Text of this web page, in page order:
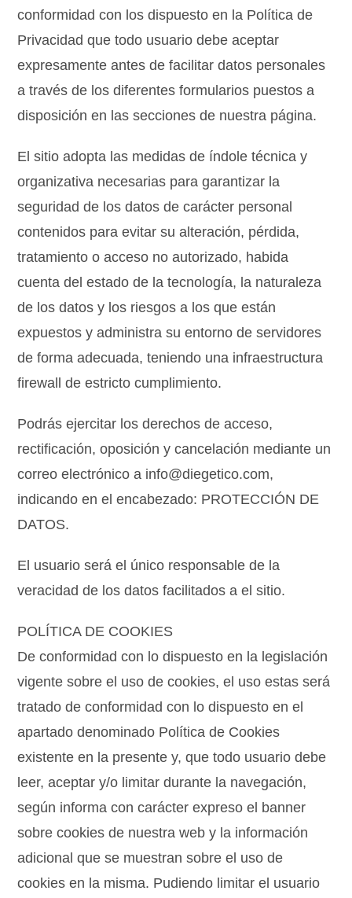
conformidad con los dispuesto en la Política de
Privacidad que todo usuario debe aceptar
expresamente antes de facilitar datos personales
a través de los diferentes formularios puestos a
disposición en las secciones de nuestra página.
El sitio adopta las medidas de índole técnica y
organizativa necesarias para garantizar la
seguridad de los datos de carácter personal
contenidos para evitar su alteración, pérdida,
tratamiento o acceso no autorizado, habida
cuenta del estado de la tecnología, la naturaleza
de los datos y los riesgos a los que están
expuestos y administra su entorno de servidores
de forma adecuada, teniendo una infraestructura
firewall de estricto cumplimiento.
Podrás ejercitar los derechos de acceso,
rectificación, oposición y cancelación mediante un
correo electrónico a info@diegetico.com,
indicando en el encabezado: PROTECCIÓN DE
DATOS.
El usuario será el único responsable de la
veracidad de los datos facilitados a el sitio.
POLÍTICA DE COOKIES
De conformidad con lo dispuesto en la legislación
vigente sobre el uso de cookies, el uso estas será
tratado de conformidad con lo dispuesto en el
apartado denominado Política de Cookies
existente en la presente y, que todo usuario debe
leer, aceptar y/o limitar durante la navegación,
según informa con carácter expreso el banner
sobre cookies de nuestra web y la información
adicional que se muestran sobre el uso de
cookies en la misma. Pudiendo limitar el usuario